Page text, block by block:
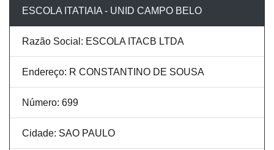
ESCOLA ITATIAIA - UNID CAMPO BELO
Razão Social: ESCOLA ITACB LTDA
Endereço: R CONSTANTINO DE SOUSA
Número: 699
Cidade: SAO PAULO